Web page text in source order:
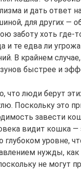
и дать ответ
для других —
заботу хоть где-
и те едва ли
В крайнем
быстрее и
что люди берут
Поскольку это
завести
видит кошка
глубоком уровне,
нужды,
не могут